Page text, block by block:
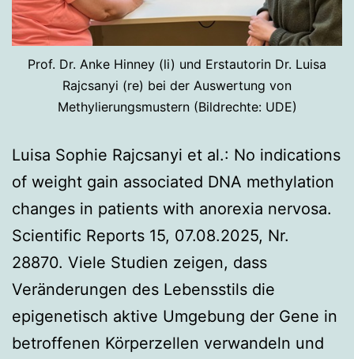
Prof. Dr. Anke Hinney (li) und Erstautorin Dr. Luisa
Rajcsanyi (re) bei der Auswertung von
Methylierungsmustern (Bildrechte: UDE)
Luisa Sophie Rajcsanyi et al.: No indications
of weight gain associated DNA methylation
changes in patients with anorexia nervosa.
Scientific Reports 15, 07.08.2025, Nr.
28870. Viele Studien zeigen, dass
Veränderungen des Lebensstils die
epigenetisch aktive Umgebung der Gene in
betroffenen Körperzellen verwandeln und